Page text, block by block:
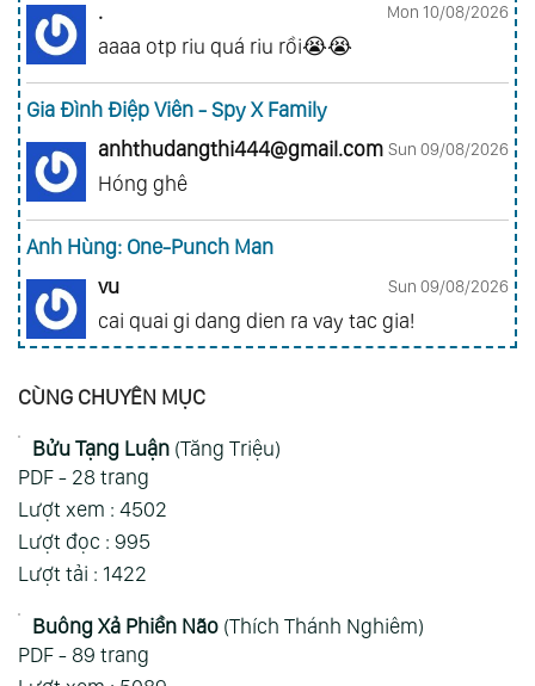
.
Mon 10/08/2026
aaaa otp riu quá riu rồi😭😭
Gia Đình Điệp Viên - Spy X Family
anhthudangthi444@gmail.com Sun 09/08/2026
Hóng ghê
Anh Hùng: One-Punch Man
vu
Sun 09/08/2026
cai quai gi dang dien ra vay tac gia!
Đảo Hải Tặc - One Piece
Nhớ quá nhớ,nhiều lúc muốn côi mà không
xem được phải xem rivew, giờ có cái app này
đọc sướng ghê
CÙNG CHUYÊN MỤC
Bửu Tạng Luận
Lượt xem : 4502
(Thích Thánh